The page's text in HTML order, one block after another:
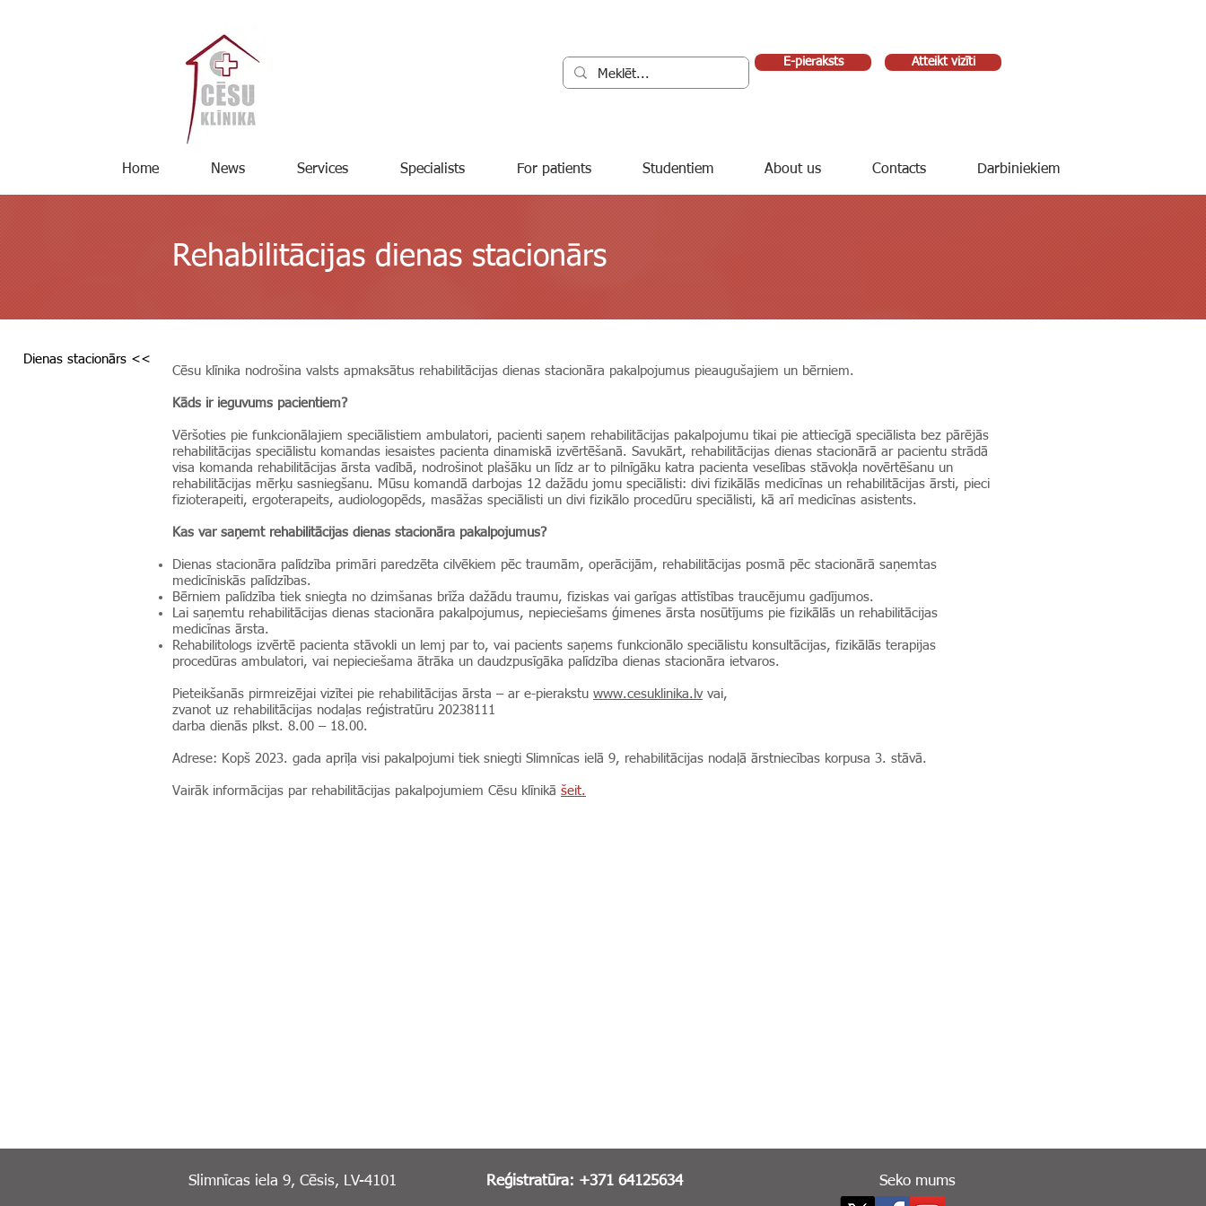
E-pieraksts Atteikt vizīti
Home News Services Specialists For patients Studentiem About us Contacts Darbiniekiem
Rehabilitācijas dienas stacionārs
Dienas stacionārs <<
Cēsu klīnika nodrošina valsts apmaksātus rehabilitācijas dienas stacionāra pakalpojumus pieaugušajiem un bērniem.
Kāds ir ieguvums pacientiem?
Vēršoties pie funkcionālajiem speciālistiem ambulatori, pacienti saņem rehabilitācijas pakalpojumu tikai pie attiecīgā speciālista bez pārējās
rehabilitācijas speciālistu komandas iesaistes pacienta dinamiskā izvērtēšanā. Savukārt, rehabilitācijas dienas stacionārā ar pacientu strādā
visa komanda rehabilitācijas ārsta vadībā, nodrošinot plašāku un līdz ar to pilnīgāku katra pacienta veselības stāvokļa novērtēšanu un
rehabilitācijas mērķu sasniegšanu. Mūsu komandā darbojas 12 dažādu jomu speciālisti: divi fizikālās medicīnas un rehabilitācijas ārsti, pieci
fizioterapeiti, ergoterapeits, audiologopēds, masāžas speciālisti un divi fizikālo procedūru speciālisti, kā arī medicīnas asistents.
Kas var saņemt rehabilitācijas dienas stacionāra pakalpojumus?
Dienas stacionāra palīdzība primāri paredzēta cilvēkiem pēc traumām, operācijām, rehabilitācijas posmā pēc stacionārā saņemtas
medicīniskās palīdzības.
Bērniem palīdzība tiek sniegta no dzimšanas brīža dažādu traumu, fiziskas vai garīgas attīstības traucējumu gadījumos.
Lai saņemtu rehabilitācijas dienas stacionāra pakalpojumus, nepieciešams ģimenes ārsta nosūtījums pie fizikālās un rehabilitācijas
medicīnas ārsta.
Rehabilitologs izvērtē pacienta stāvokli un lemj par to, vai pacients saņems funkcionālo speciālistu konsultācijas, fizikālās terapijas
procedūras ambulatori, vai nepieciešama ātrāka un daudzpusīgāka palīdzība dienas stacionāra ietvaros.
Pieteikšanās pirmreizējai vizītei pie rehabilitācijas ārsta – ar e-pierakstu www.cesuklinika.lvvai,
zvanot uz rehabilitācijas nodaļas reģistratūru 20238111
darba dienās plkst. 8.00 – 18.00.
Adrese: Kopš 2023. gada aprīļa visi pakalpojumi tiek sniegti Slimnīcas ielā 9, rehabilitācijas nodaļā ārstniecības korpusa 3. stāvā.
Vairāk informācijas par rehabilitācijas pakalpojumiem Cēsu klīnikā šeit.
Slimnīcas iela 9, Cēsis, LV-4101 Reģistratūra: +371 64125634 Seko mums